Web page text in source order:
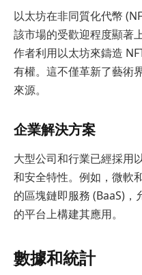
以太坊在非同質化代幣
該市場的受歡迎程度顯著
作者利用以太坊來鑄造
有權。這不僅革新了藝術
來源。
企業解決方案
大型公司和行業已經採用
和安全特性。例如，微軟
的區塊鏈即服務 (BaaS)
的平台上構建其應用。
數據和統計